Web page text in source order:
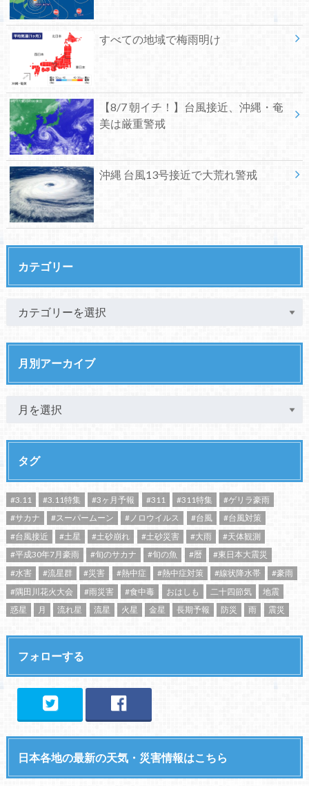
すべての地域で梅雨明け
【8/7 朝イチ！】台風接近、沖縄・奄
美は厳重警戒
沖縄 台風13号接近で大荒れ警戒
カテゴリー
月別アーカイブ
タグ
#3.11 #3.11特集 #3ヶ月予報 #311 #311特集
#ゲリラ豪雨
#サカナ
#スーパームーン #ノロウイルス #台風
#台風対策
#台風接近
#土星 #土砂崩れ #土砂災害 #大雨
#天体観測
#平成30年7月豪雨
#旬のサカナ #旬の魚 #暦
#東日本大震災
#水害
#流星群 #災害 #熱中症 #熱中症対策 #線状降水帯
#豪雨
#隅田川花火大会
#雨災害 #食中毒 おはしも 二十四節気
地震
惑星
月 流れ星 流星 火星 金星 長期予報 防災 雨 震災
フォローする
日本各地の最新の天気・災害情報はこちら